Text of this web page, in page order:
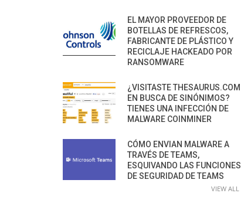
EL MAYOR PROVEEDOR DE
BOTELLAS DE REFRESCOS,
FABRICANTE DE PLÁSTICO Y
RECICLAJE HACKEADO POR
RANSOMWARE
¿VISITASTE THESAURUS.COM
EN BUSCA DE SINÓNIMOS?
TIENES UNA INFECCIÓN DE
MALWARE COINMINER
CÓMO ENVIAN MALWARE A
TRAVÉS DE TEAMS,
ESQUIVANDO LAS FUNCIONES
DE SEGURIDAD DE TEAMS
VIEW ALL